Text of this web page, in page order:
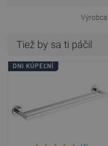
Výrobca
Tiež by sa ti páčil
DNI KÚPEĽNÍ